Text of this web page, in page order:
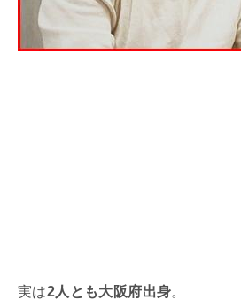
実は2人とも大阪府出身。